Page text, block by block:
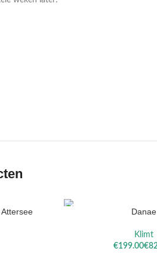
OPTIES SELECTERENDanae
Klimt
€
€